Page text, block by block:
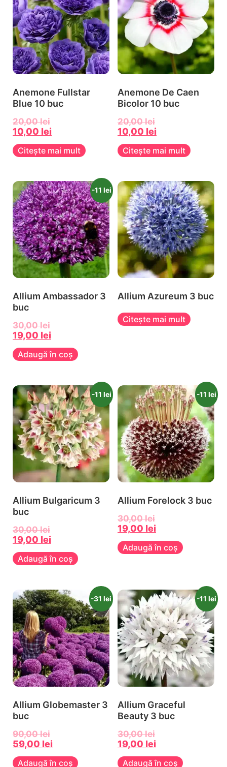
Anemone Fullstar
Blue 10 buc
20,00lei
10,00 lei
Citește mai mult
Anemone De Caen
Bicolor 10 buc
20,00lei
10,00 lei
Citește mai mult
-11 lei
Allium Ambassador 3
buc
30,00lei
19,00 lei
Adaugă în coș
Allium Azureum 3 buc
Citește mai mult
-11 lei
Allium Bulgaricum 3
buc
30,00lei
19,00 lei
Adaugă în coș
-11 lei
Allium Forelock 3 buc
30,00lei
19,00 lei
Adaugă în coș
-31 lei
Allium Globemaster 3
buc
90,00lei
59,00 lei
Adaugă în coș
-11 lei
Allium Graceful
Beauty 3 buc
30,00lei
19,00 lei
Adaugă în coș